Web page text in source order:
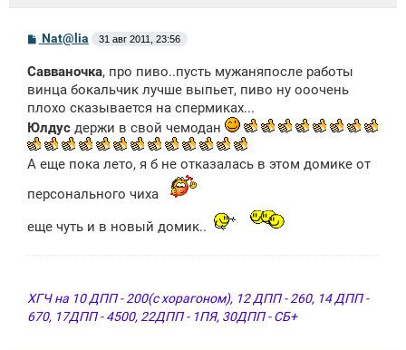
С
б
щ
н
и
е
Nat@lia 31 авг 2011, 23:56
Савваночка, про пиво..пусть мужаняпосле работы
винца бокальчик лучше выпьет, пиво ну ооочень
плохо сказывается на спермиках...
Юлдус держи в свой чемодан
А еще пока лето, я б не отказалась в этом домике от
персонального чиха
еще чуть и в новый домик..
ХГЧ на 10 ДПП - 200(с хорагоном), 12 ДПП - 260, 14 ДПП -
670, 17ДПП - 4500, 22ДПП - 1ПЯ, 30ДПП - СБ+